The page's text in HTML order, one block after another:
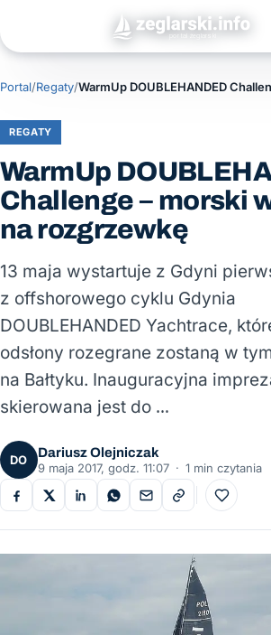
Portal/Regaty/
REGATY
WarmUp
Challenge – morski
na rozgrzewkę
13 maja wystartuje z Gdyni
z offshorowego cyklu Gdynia
DOUBLEHANDED Yachtrace,
odsłony rozegrane zostaną w
na Bałtyku. Inauguracyjna
skierowana jest do …
DO
Dariusz Olejniczak
9 maja 2017, godz. 11:07 · 1 min czytania
Do